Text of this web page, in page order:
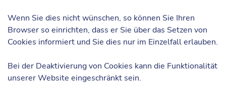
Wenn Sie dies nicht wünschen, so können Sie Ihren
Browser so einrichten, dass er Sie über das Setzen von
Cookies informiert und Sie dies nur im Einzelfall erlauben.
Bei der Deaktivierung von Cookies kann die Funktionalität
unserer Website eingeschränkt sein.